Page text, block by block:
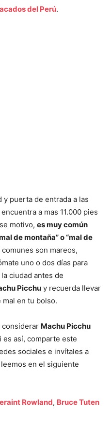
del Perú.
y puerta de entrada a las
encuentra a mas 11.000 pies
motivo, es muy común
de montaña” o “mal de
son mareos,
uno o dos días para
ciudad antes de
Picchu y recuerda llevar
mal en tu bolso.
considerar Machu Picchu
así, comparte este
sociales e invítales a
leemos en el siguiente
Rowland, Bruce Tuten